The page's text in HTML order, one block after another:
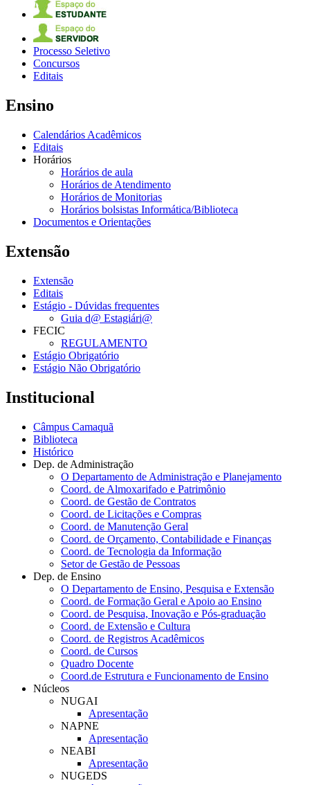
Processo Seletivo
Concursos
Editais
Ensino
Calendários Acadêmicos
Editais
Horários
Horários de aula
Horários de Atendimento
Horários de Monitorias
Horários bolsistas Informática/Biblioteca
Documentos e Orientações
Extensão
Extensão
Editais
Estágio - Dúvidas frequentes
Guia d@ Estagiári@
FECIC
REGULAMENTO
Estágio Obrigatório
Estágio Não Obrigatório
Institucional
Câmpus Camaquã
Biblioteca
Histórico
Dep. de Administração
O Departamento de Administração e Planejamento
Coord. de Almoxarifado e Patrimônio
Coord. de Gestão de Contratos
Coord. de Licitações e Compras
Coord. de Manutenção Geral
Coord. de Orçamento, Contabilidade e Finanças
Coord. de Tecnologia da Informação
Setor de Gestão de Pessoas
Dep. de Ensino
O Departamento de Ensino, Pesquisa e Extensão
Coord. de Formação Geral e Apoio ao Ensino
Coord. de Pesquisa, Inovação e Pós-graduação
Coord. de Extensão e Cultura
Coord. de Registros Acadêmicos
Coord. de Cursos
Quadro Docente
Coord.de Estrutura e Funcionamento de Ensino
Núcleos
NUGAI
Apresentação
NAPNE
Apresentação
NEABI
Apresentação
NUGEDS